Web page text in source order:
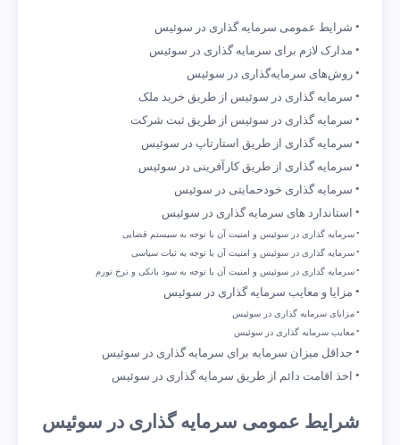
شرایط عمومی سرمایه گذاری در سوئیس
مدارک لازم برای سرمایه گذاری در سوئیس
روش‌های سرمایه‌گذاری در سوئیس
سرمایه گذاری در سوئیس از طریق خرید ملک
سرمایه گذاری در سوئیس از طریق ثبت شرکت
سرمایه گذاری از طریق استارتاپ در سوئیس
سرمایه گذاری از طریق کارآفرینی در سوئیس
سرمایه گذاری خودحمایتی در سوئیس
استاندارد های سرمایه گذاری در سوئیس
سرمایه گذاری در سوئیس و امنیت آن با توجه به سیستم قضایی
سرمایه گذاری در سوئیس و امنیت آن با توجه به ثبات سیاسی
سرمایه گذاری در سوئیس و امنیت آن با توجه به سود بانکی و نرخ تورم
مزایا و معایب سرمایه گذاری در سوئیس
مزایای سرمایه گذاری در سوئیس
معایب سرمایه گذاری در سوئیس
حداقل میزان سرمایه برای سرمایه گذاری در سوئیس
اخذ اقامت دائم از طریق سرمایه گذاری در سوئیس
شرایط عمومی سرمایه گذاری در سوئیس